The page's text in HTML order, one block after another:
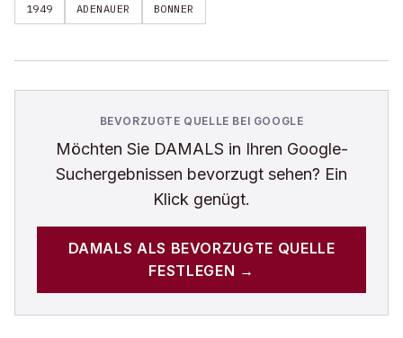
1949 ADENAUER BONNER
BEVORZUGTE QUELLE BEI GOOGLE
Möchten Sie DAMALS in Ihren Google-
Suchergebnissen bevorzugt sehen? Ein
Klick genügt.
DAMALS ALS BEVORZUGTE QUELLE
FESTLEGEN →